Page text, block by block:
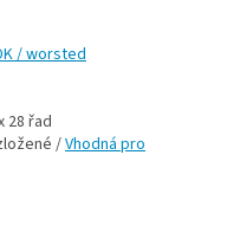
/ worsted
28 řad
/Vhodná pro